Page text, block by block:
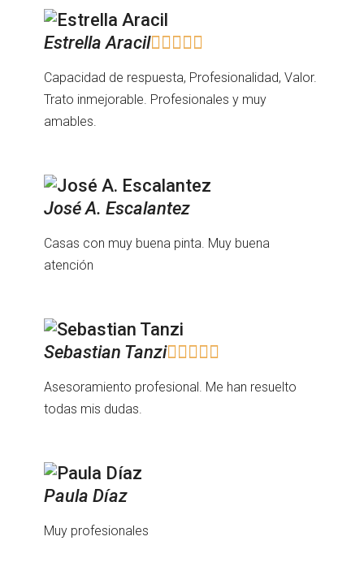
Estrella Aracil
Capacidad de respuesta, Profesionalidad, Valor.
Trato inmejorable. Profesionales y muy
amables.
José A. Escalantez
Casas con muy buena pinta. Muy buena
atención
Sebastian Tanzi
Asesoramiento profesional. Me han resuelto
todas mis dudas.
Paula Díaz
Muy profesionales